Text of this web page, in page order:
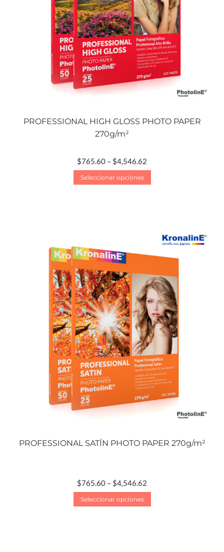
PROFESSIONAL HIGH GLOSS PHOTO PAPER
270g/m²
$765.60 – $4,546.62
Seleccionar opciones
PROFESSIONAL SATÍN PHOTO PAPER 270g/m²
$765.60 – $4,546.62
Seleccionar opciones